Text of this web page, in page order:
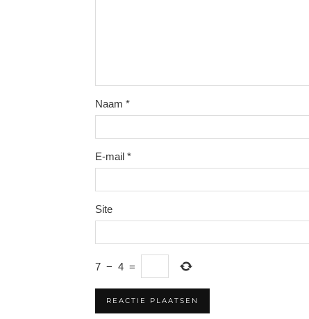
Naam *
E-mail *
Site
7 − 4 =